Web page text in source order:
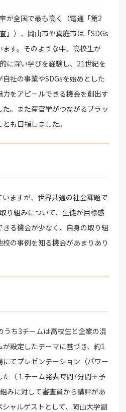
が全国で最も高く（電通「第2
」）、岡山市や真庭市は「SDGs
す。そのような中、高校生が
に深い学びを経験し、21世紀を
社の事業やSDGsを始めとした
をアピールできる機会を創出す
。また産官学がつながるプラッ
も目指しました。
ますが、世界共通の社会課題で
り組みについて、生徒が目標感
る機会が少なく、自身の取り組
の事例を知る機会があまりあり
うち3チームは高校生と企業の混
設定したテーマに基づき、約1
てプレゼンテーション（パワー
（１チーム発表時間7分間＋予
みに対して審査員から講評があ
ャルゲストとして、岡山大学副